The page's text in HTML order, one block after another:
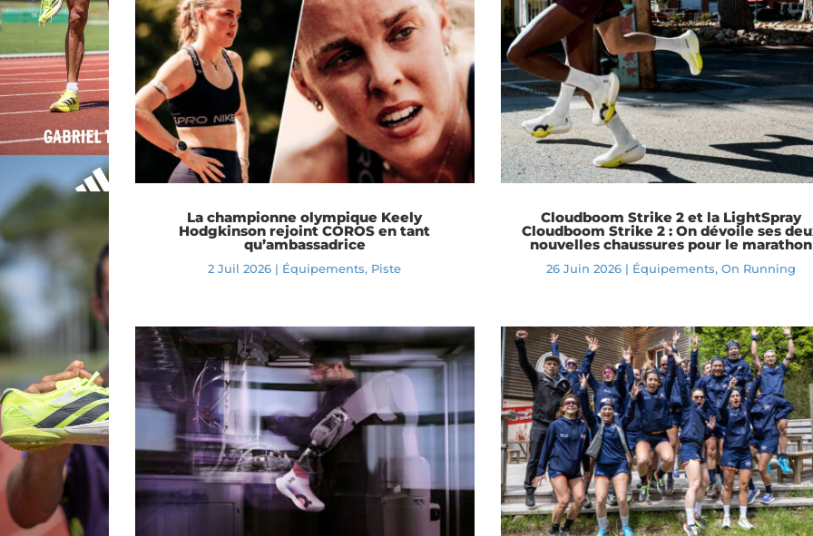
La championne olympique Keely
Hodgkinson rejoint COROS en tant
qu’ambassadrice
2 Juil 2026 | Équipements, Piste
Cloudboom Strike 2 et la LightSpray
Cloudboom Strike 2 : On dévoile ses
nouvelles chaussures pour le marathon
26 Juin 2026| Équipements, On Running